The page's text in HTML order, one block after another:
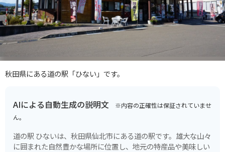
秋田県にある道の駅「ひない」です。
AIによる自動生成の説明文 ※内容の正確性は保証されていませ
ん。
道の駅 ひないは、秋田県仙北市にある道の駅です。雄大な山々
に囲まれた自然豊かな場所に位置し、地元の特産品や美味しい